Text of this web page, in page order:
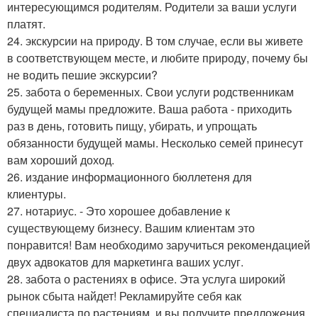
интересующимся родителям. Родители за ваши услуги
платят.
24. экскурсии на природу. В том случае, если вы живете
в соответствующем месте, и любите природу, почему бы
не водить пешие экскурсии?
25. забота о беременных. Свои услуги родственникам
будущей мамы предложите. Ваша работа - приходить
раз в день, готовить пищу, убирать, и упрощать
обязанности будущей мамы. Несколько семей принесут
вам хороший доход.
26. издание информационного бюллетеня для
клиентуры.
27. нотариус. - Это хорошее добавление к
существующему бизнесу. Вашим клиентам это
понравится! Вам необходимо заручиться рекомендацией
двух адвокатов для маркетинга ваших услуг.
28. забота о растениях в офисе. Эта услуга широкий
рынок сбыта найдет! Рекламируйте себя как
специалиста по растениям, и вы получите предложения